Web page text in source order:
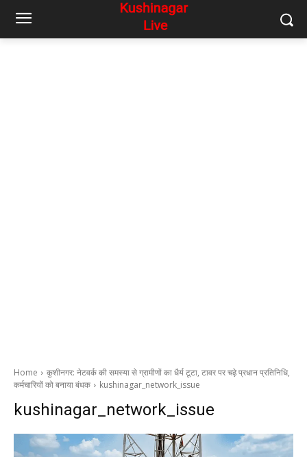
Home
कुशीनगर: नेटवर्क की समस्या से ग्रामीणों का धैर्य टूटा, टावर पर चढ़े प्रधान प्रतिनिधि,
कर्मचारियों को बनाया बंधक
kushinagar_network_issue
kushinagar_network_issue